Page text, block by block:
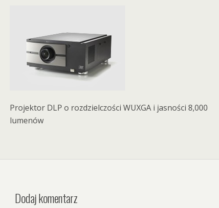
Projektor DLP o rozdzielczości WUXGA i jasności 8,000
lumenów
Dodaj komentarz